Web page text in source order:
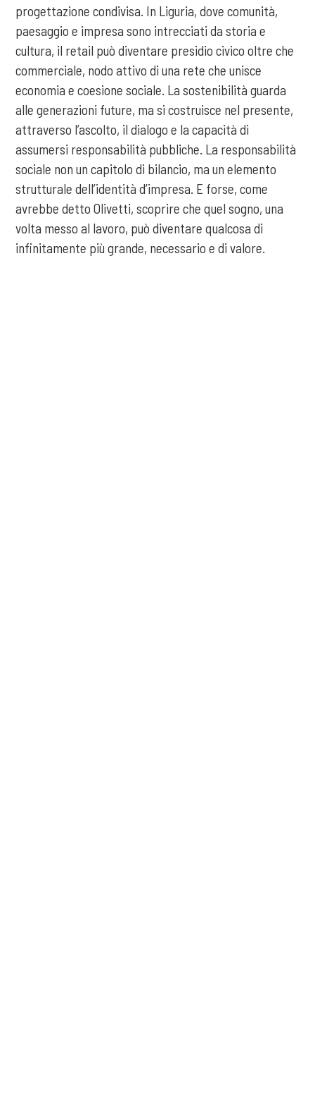
progettazione condivisa. In Liguria, dove comunità,
paesaggio e impresa sono intrecciati da storia e
cultura, il retail può diventare presidio civico oltre che
commerciale, nodo attivo di una rete che unisce
economia e coesione sociale. La sostenibilità guarda
alle generazioni future, ma si costruisce nel presente,
attraverso l’ascolto, il dialogo e la capacità di
assumersi responsabilità pubbliche. La responsabilità
sociale non un capitolo di bilancio, ma un elemento
strutturale dell’identità d’impresa. E forse, come
avrebbe detto Olivetti, scoprire che quel sogno, una
volta messo al lavoro, può diventare qualcosa di
infinitamente più grande, necessario e di valore.